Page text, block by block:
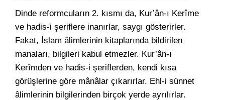
Dinde reformcuların 2. kısmı da, Kur’ân-ı Kerîme
ve hadis-i şeriflere inanırlar, saygı gösterirler.
Fakat, İslam âlimlerinin kitaplarında bildirilen
manaları, bilgileri kabul etmezler. Kur’ân-ı
Kerîmden ve hadis-i şeriflerden, kendi kısa
görüşlerine göre mânâlar çıkarırlar. Ehl-i sünnet
âlimlerinin bilgilerinden birçok yerde ayrılırlar.